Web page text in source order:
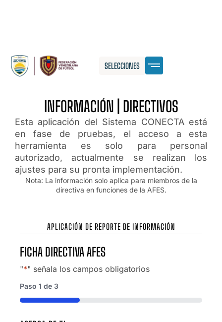
SELECCIONES
INFORMACIÓN | DIRECTIVOS
Esta aplicación del Sistema CONECTA está
en fase de pruebas, el acceso a esta
herramienta es solo para personal
autorizado, actualmente se realizan los
ajustes para su pronta implementación.
Nota: La información solo aplica para miembros de la
directiva en funciones de la AFES.
APLICACIÓN DE REPORTE DE INFORMACIÓN
FICHA DIRECTIVA AFES
"*" señala los campos obligatorios
Paso 1 de 3
33%